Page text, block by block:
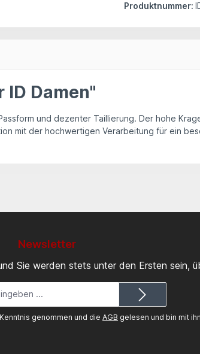
Produktnummer:
Damen"
und dezenter Taillierung. Der hohe
mit der hochwertigen Verarbeitung für ein
Newsletter
Sie werden stets unter den Ersten sein,
Mail-
Adresse*
genommen und die AGB gelesen und bin mit